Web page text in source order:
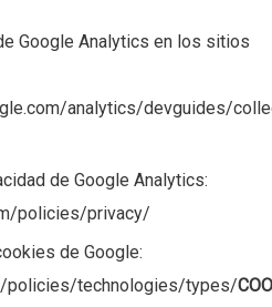
Google Analytics en los sitios
analytics/devguides/
de Google Analytics:
policies/privacy/
de Google:
policies/technologies/types/